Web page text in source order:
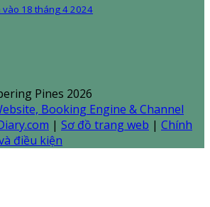
vào 18 tháng 4 2024
Pines 2026
Booking Engine & Channel
| Sơ đồ trang web | Chính
điều kiện